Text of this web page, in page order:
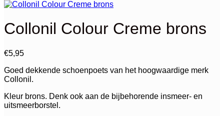
Collonil Colour Creme brons
€5,95
Goed dekkende schoenpoets van het hoogwaardige merk
Collonil.
Kleur brons. Denk ook aan de bijbehorende insmeer- en
uitsmeerborstel.